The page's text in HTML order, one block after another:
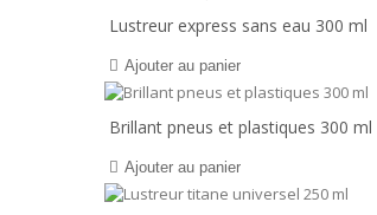
Lustreur express sans eau 300 ml
Ajouter au panier
Brillant pneus et plastiques 300 ml
Ajouter au panier